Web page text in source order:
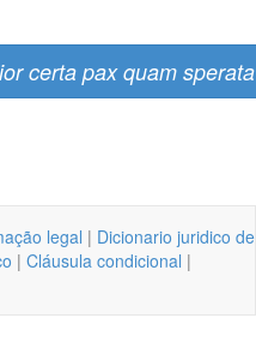
certa pax quam
legal | Dicionario juridico de
| Cláusula condicional |